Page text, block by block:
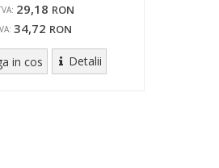
29,18 RON
34,72 RON
in cos Detalii